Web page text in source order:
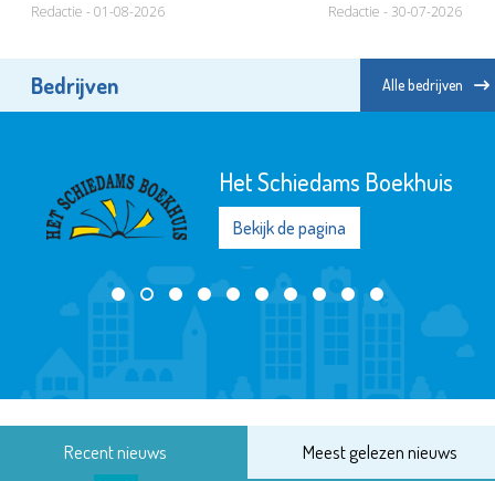
Redactie - 01-08-2026 Redactie - 30-07-2026
Bedrijven Alle bedrijven
Het Schiedams Boekhuis
Bekijk de pagina
Recent nieuws Meest gelezen nieuws